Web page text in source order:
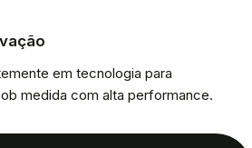
em tecnologia para
medida com alta performance.